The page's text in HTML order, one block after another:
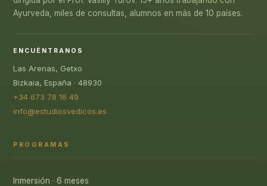
Ayurveda, miles de consultas, alumnos en más de 10 países.
ENCUÉNTRANOS
Las Arenas, Getxo
Bizkaia, España · 48930
+34 673 78 16 49
info@estudiosvedicos.es
PROGRAMAS
Inmersión · 6 meses